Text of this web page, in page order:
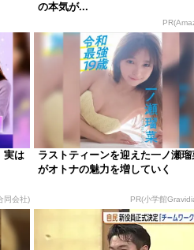
の本気が...
実は
同会社)
ラストティーンを迎えた一ノ瀬瑠
がオトナの魅力を増していく
PR(小学館